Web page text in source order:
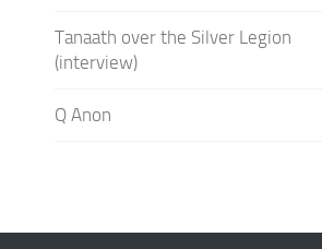
Tanaath over the Silver Legion
(interview)
Q Anon